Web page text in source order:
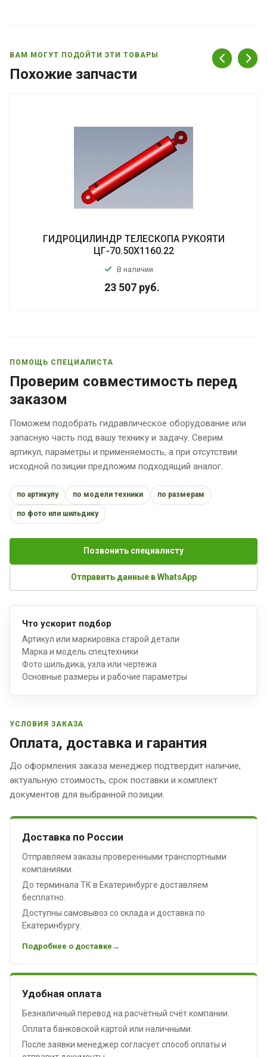
ВАМ МОГУТ ПОДОЙТИ ЭТИ ТОВАРЫ
Похожие запчасти
ГИДРОЦИЛИНДР ТЕЛЕСКОПА РУКОЯТИ
ЦГ-70.50Х1160.22
В наличии
23 507 руб.
ПОМОЩЬ СПЕЦИАЛИСТА
Проверим совместимость перед
заказом
Поможем подобрать гидравлическое оборудование или
запасную часть под вашу технику и задачу. Сверим
артикул, параметры и применяемость, а при отсутствии
исходной позиции предложим подходящий аналог.
по артикулу по модели техники по размерам
по фото или шильдику
Позвонить специалисту
Отправить данные в WhatsApp
Что ускорит подбор
Артикул или маркировка старой детали
Марка и модель спецтехники
Фото шильдика, узла или чертежа
Основные размеры и рабочие параметры
УСЛОВИЯ ЗАКАЗА
Оплата, доставка и гарантия
До оформления заказа менеджер подтвердит наличие,
актуальную стоимость, срок поставки и комплект
документов для выбранной позиции.
Доставка по России
Отправляем заказы проверенными транспортными
компаниями.
До терминала ТК в Екатеринбурге доставляем
бесплатно.
Доступны самовывоз со склада и доставка по
Екатеринбургу.
Подробнее о доставке
Удобная оплата
Безналичный перевод на расчётный счёт компании.
Оплата банковской картой или наличными.
После заявки менеджер согласует способ оплаты и